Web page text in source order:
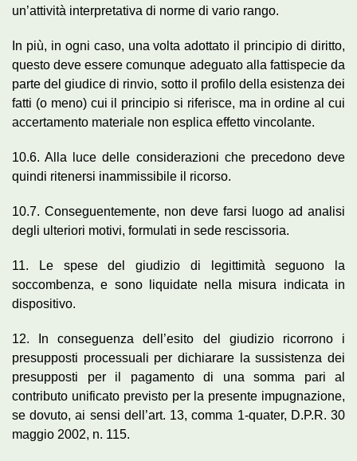
un’attività interpretativa di norme di vario rango.
In più, in ogni caso, una volta adottato il principio di diritto,
questo deve essere comunque adeguato alla fattispecie da
parte del giudice di rinvio, sotto il profilo della esistenza dei
fatti (o meno) cui il principio si riferisce, ma in ordine al cui
accertamento materiale non esplica effetto vincolante.
10.6. Alla luce delle considerazioni che precedono deve
quindi ritenersi inammissibile il ricorso.
10.7. Conseguentemente, non deve farsi luogo ad analisi
degli ulteriori motivi, formulati in sede rescissoria.
11. Le spese del giudizio di legittimità seguono la
soccombenza, e sono liquidate nella misura indicata in
dispositivo.
12. In conseguenza dell’esito del giudizio ricorrono i
presupposti processuali per dichiarare la sussistenza dei
presupposti per il pagamento di una somma pari al
contributo unificato previsto per la presente impugnazione,
se dovuto, ai sensi dell’art. 13, comma 1-quater, D.P.R. 30
maggio 2002, n. 115.